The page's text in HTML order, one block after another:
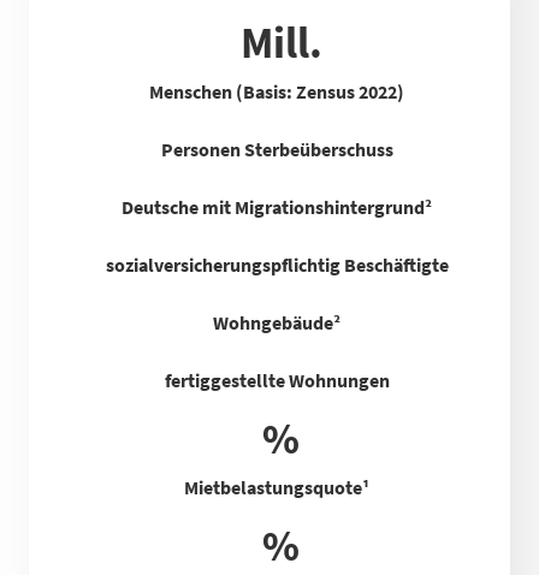
Mill.
Menschen (Basis: Zensus 2022)
Personen Sterbeüberschuss
Deutsche mit Migrationshintergrund²
sozialversicherungspflichtig Beschäftigte
Wohngebäude²
fertiggestellte Wohnungen
%
Mietbelastungsquote¹
%